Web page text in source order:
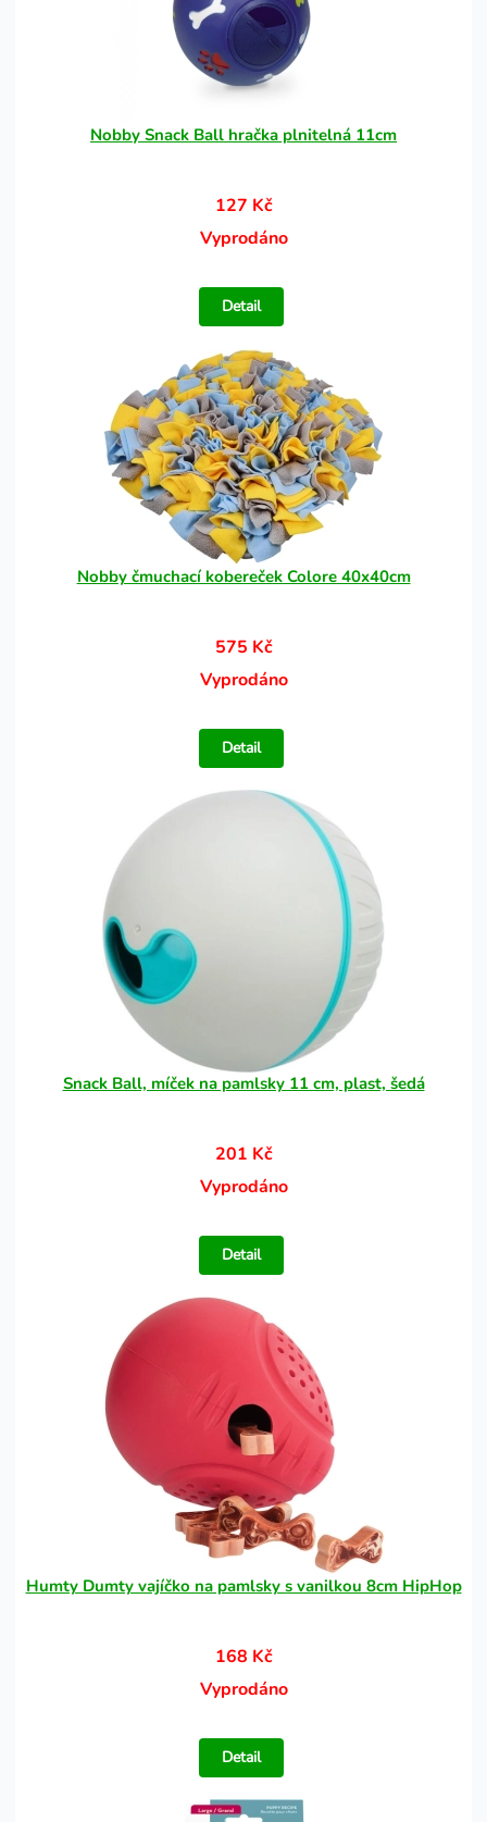
Nobby Snack Ball hračka plnitelná 11cm
127 Kč
Vyprodáno
Detail
Nobby čmuchací kobereček Colore 40x40cm
575 Kč
Vyprodáno
Detail
Snack Ball, míček na pamlsky 11 cm, plast, šedá
201 Kč
Vyprodáno
Detail
Humty Dumty vajíčko na pamlsky s vanilkou 8cm HipHop
168 Kč
Vyprodáno
Detail